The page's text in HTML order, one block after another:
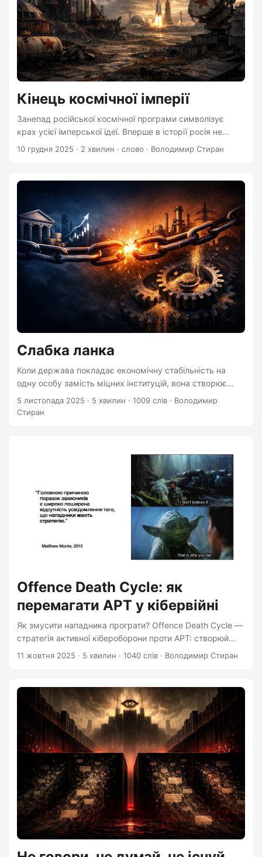
Кінець космічної імперії
Занепад російської космічної програми символізує
крах усієї імперської ідеї. Вперше в історії росія не
може самостійно відправляти космонавтів у космос.
10 грудня 2025 · 2 хвилин · слово · Володимир Стиран
Слабка ланка
Коли держава покладає економічну стабільність на
одну особу замість міцних інституцій, вона створює
стратегічну вразливість. Приклад Індонезії та росії.
5 листопада 2025 · 5 хвилин · 1009 слів · Володимир
Стиран
Offence Death Cycle: як
перемагати APT у кібервійні
Як змусити нападника програти? Offence Death Cycle —
стратегія активної кібероборони проти APT: створюй
операційне тертя і перемагай.
11 жовтня 2025 · 5 хвилин · 1040 слів · Володимир Стиран